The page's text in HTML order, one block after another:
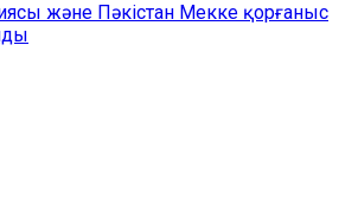
және Пәкістан Мекке қорғаныс